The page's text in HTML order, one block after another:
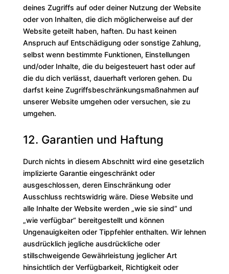
deines Zugriffs auf oder deiner Nutzung der Website
oder von Inhalten, die dich möglicherweise auf der
Website geteilt haben, haften. Du hast keinen
Anspruch auf Entschädigung oder sonstige Zahlung,
selbst wenn bestimmte Funktionen, Einstellungen
und/oder Inhalte, die du beigesteuert hast oder auf
die du dich verlässt, dauerhaft verloren gehen. Du
darfst keine Zugriffsbeschränkungsmaßnahmen auf
unserer Website umgehen oder versuchen, sie zu
umgehen.
12. Garantien und Haftung
Durch nichts in diesem Abschnitt wird eine gesetzlich
implizierte Garantie eingeschränkt oder
ausgeschlossen, deren Einschränkung oder
Ausschluss rechtswidrig wäre. Diese Website und
alle Inhalte der Website werden „wie sie sind“ und
„wie verfügbar“ bereitgestellt und können
Ungenauigkeiten oder Tippfehler enthalten. Wir lehnen
ausdrücklich jegliche ausdrückliche oder
stillschweigende Gewährleistung jeglicher Art
hinsichtlich der Verfügbarkeit, Richtigkeit oder